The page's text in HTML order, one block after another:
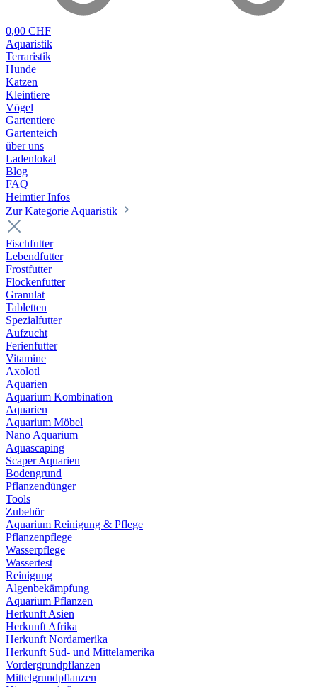
0,00 CHF
Aquaristik
Terraristik
Hunde
Katzen
Kleintiere
Vögel
Gartentiere
Gartenteich
über uns
Ladenlokal
Blog
FAQ
Heimtier Infos
Zur Kategorie Aquaristik
Fischfutter
Lebendfutter
Frostfutter
Flockenfutter
Granulat
Tabletten
Spezialfutter
Aufzucht
Ferienfutter
Vitamine
Axolotl
Aquarien
Aquarium Kombination
Aquarien
Aquarium Möbel
Nano Aquarium
Aquascaping
Scaper Aquarien
Bodengrund
Pflanzendünger
Tools
Zubehör
Aquarium Reinigung & Pflege
Pflanzenpflege
Wasserpflege
Wassertest
Reinigung
Algenbekämpfung
Aquarium Pflanzen
Herkunft Asien
Herkunft Afrika
Herkunft Nordamerika
Herkunft Süd- und Mittelamerika
Vordergrundpflanzen
Mittelgrundpflanzen